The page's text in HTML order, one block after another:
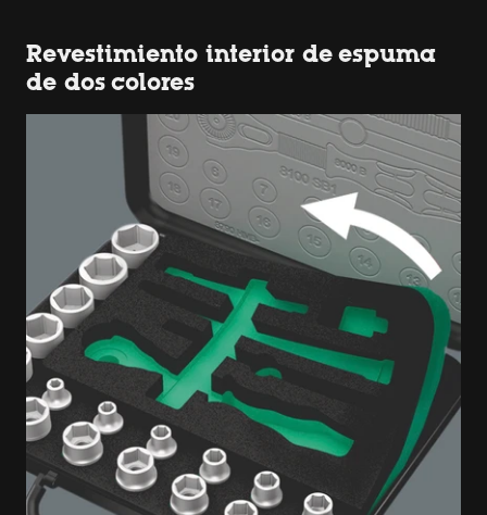
Revestimiento interior de espuma
de dos colores